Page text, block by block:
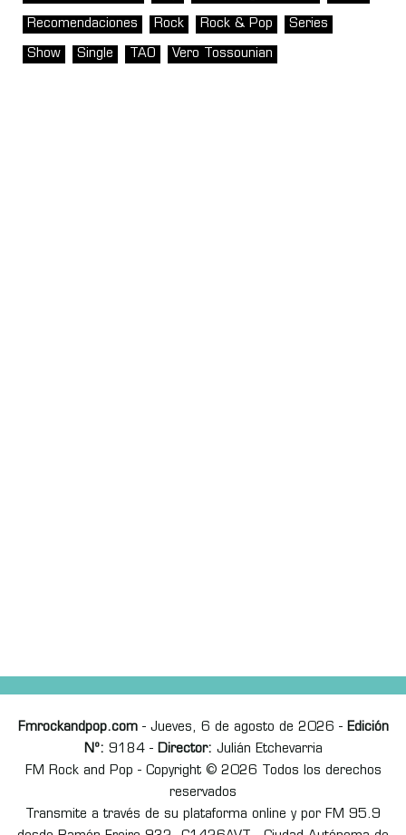
Recomendaciones Rock Rock & Pop Series
Show Single TAO Vero Tossounian
Fmrockandpop.com- Jueves, 6 de agosto de 2026 - Edición
Nº: 9184 - Director: Julián Etchevarria
FM Rock and Pop - Copyright © 2026 Todos los derechos
reservados
Transmite a través de su plataforma online y por FM 95.9